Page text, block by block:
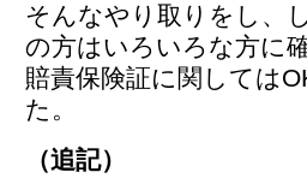
そんなやり取りをし、
の方はいろいろな方に
賠責保険証に関しては
た。
（追記）